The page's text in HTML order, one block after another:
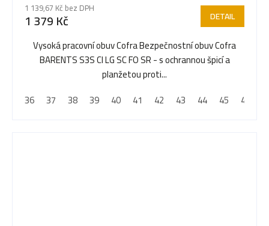
1 139,67 Kč bez DPH
1 379 Kč DETAIL
Vysoká pracovní obuv Cofra Bezpečnostní obuv Cofra
BARENTS S3S CI LG SC FO SR - s ochrannou špicí a
planžetou proti...
36
37 38 39 40 41 42 43 44 45 46